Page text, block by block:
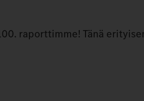
raporttimme! Tänä